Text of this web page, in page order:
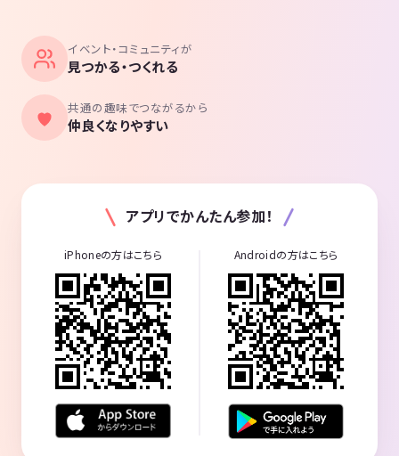
イベント・コミュニティが
見つかる・つくれる
共通の趣味でつながるから
仲良くなりやすい
アプリでかんたん参加！
iPhoneの方はこちら Androidの方はこちら